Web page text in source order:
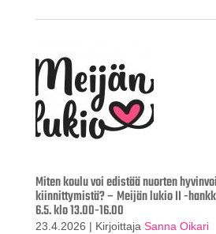
Miten koulu voi edistää nuorten
kiinnittymistä? – Meijän lukio II -
6.5. klo 13.00-16.00
23.4.2026 | Kirjoittaja Sanna Oikari